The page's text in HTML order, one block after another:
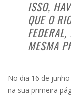
ISSO,
QUE O
MESMA
No dia 16 de
na sua primeira